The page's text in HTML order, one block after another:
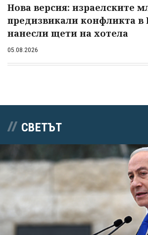
Нова версия: израелските
предизвикали конфликта в
нанесли щети на хотела
05.08.2026
СВЕТЪТ